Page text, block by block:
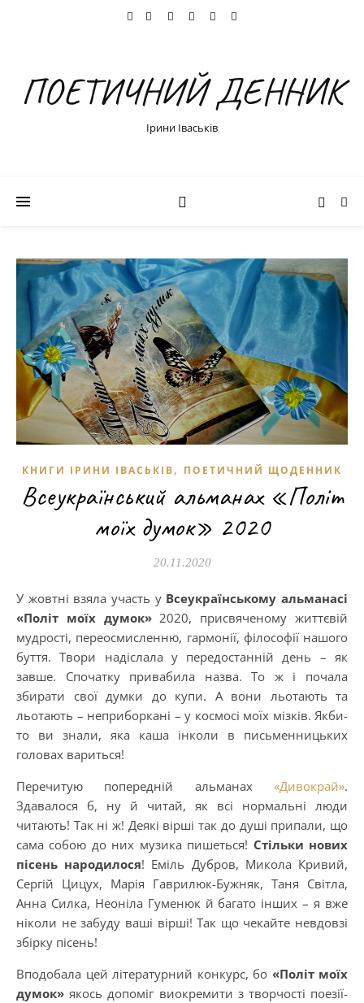
ПОЕТИЧНИЙ ДЕННИК
Ірини Іваськів
КНИГИ ІРИНИ ІВАСЬКІВ, ПОЕТИЧНИЙ ЩОДЕННИК
Всеукраїнський альманах «Політ
моїх думок» 2020
20.11.2020
У жовтні взяла участь у Всеукраїнському альманасі
«Політ моїх думок»2020, присвяченому життєвій
мудрості, переосмисленню, гармонії, філософії нашого
буття. Твори надіслала у передостанній день – як
завше. Спочатку привабила назва. То ж і почала
збирати свої думки до купи. А вони льотають та
льотають – неприборкані – у космосі моїх мізків. Якби-
то ви знали, яка каша інколи в письменницьких
головах вариться!
Перечитую попередній альманах «Дивокрай».
Здавалося б, ну й читай, як всі нормальні люди
читають! Так ні ж! Деякі вірші так до душі припали, що
сама собою до них музика пишеться! Стільки нових
пісень народилося! Еміль Дубров, Микола Кривий,
Сергій Цицух, Марія Гаврилюк-Бужняк, Таня Світла,
Анна Силка, Неоніла Гуменюк й багато інших – я вже
ніколи не забуду ваші вірші! Так що чекайте невдовзі
збірку пісень!
Вподобала цей літературний конкурс, бо «Політ моїх
думок» якось допоміг виокремити з творчості поезії-